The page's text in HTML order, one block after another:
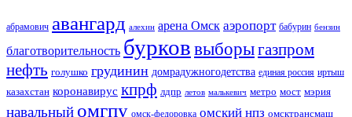
абрамович авангард алехин арена Омск аэропорт бабурин бензин
благотворительность бурков выборыгазпром
нефть голушко грудинин домрадужногодетства единая россия иртыш
казахстан коронавирус кпрф лдпр летов малькевич метро мост мэрия
навальный омгпу омск-федоровка омский нпз омсктрансмаш